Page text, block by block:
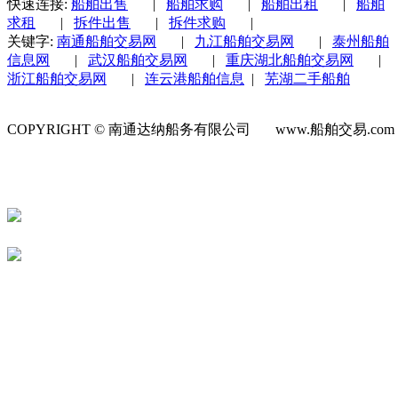
快速连接: 船舶出售 船舶求购 船舶出租
船舶
求租
| 拆件出售 | 拆件求购 |
关键字: 南通船舶交易网 | 九江船舶交易网 | 泰州船舶
信息网
| 武汉船舶交易网 | 重庆湖北船舶交易网
|
浙江船舶交易网
| 连云港船舶信息 | 芜湖二手船舶
COPYRIGHT © 南通达纳船务有限公司 www.船舶交易